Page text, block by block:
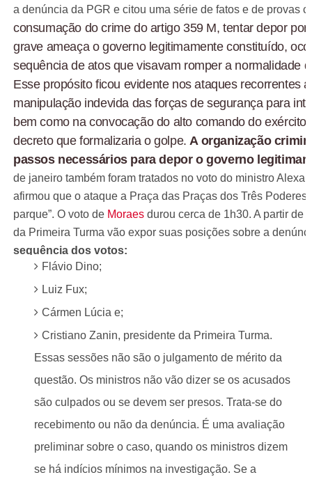
a denúncia da PGR e citou uma série de fatos e de provas
consumação do crime do artigo 359 M, tentar depor
grave ameaça o governo legitimamente constituído,
sequência de atos que visavam romper a normalidade
Esse propósito ficou evidente nos ataques recorrentes
manipulação indevida das forças de segurança para
bem como na convocação do alto comando do exército
decreto que formalizaria o golpe. A organização
passos necessários para depor o governo
de janeiro também foram tratados no voto do ministro
afirmou que o ataque a Praça das Praças dos Três Poderes
parque”. O voto de Moraes durou cerca de 1h30. A partir de
da Primeira Turma vão expor suas posições sobre a
sequência dos votos:
Flávio Dino;
Luiz Fux;
Cármen Lúcia e;
Cristiano Zanin, presidente da Primeira Turma.
Essas sessões não são o julgamento de mérito da
questão. Os ministros não vão dizer se os acusados
são culpados ou se devem ser presos. Trata-se do
recebimento ou não da denúncia. É uma avaliação
preliminar sobre o caso, quando os ministros dizem
se há indícios mínimos na investigação. Se a